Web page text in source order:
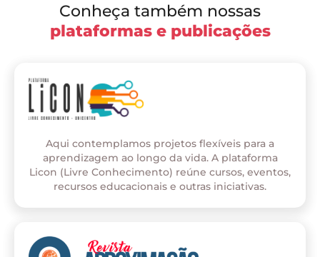
Conheça também nossas
plataformas e publicações
Aqui contemplamos projetos flexíveis para a
aprendizagem ao longo da vida. A plataforma
Licon (Livre Conhecimento) reúne cursos, eventos,
recursos educacionais e outras iniciativas.